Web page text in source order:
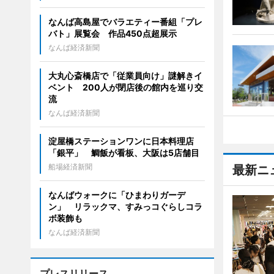
最新ニ
なんば高島屋でバラエティー番組「プレ
バト」展覧会 作品450点超展示
なんば経済新聞
大丸心斎橋店で「従業員向け」謎解きイ
ベント 200人が閉店後の館内を巡り交
流
なんば経済新聞
淀屋橋ステーションワンに日本料理店
「銀平」 鯛飯が看板、大阪は5店舗目
船場経済新聞
なんばウォークに「ひまわりガーデ
ン」 リラックマ、すみっコぐらしコラ
ボ装飾も
なんば経済新聞